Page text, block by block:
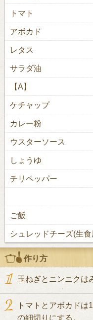
トマト
アボカド
レタス
サラダ油
【A】
ケチャップ
カレー粉
ウスターソース
しょうゆ
チリペッパー
ご飯
シュレッドチーズ(生
作り方
玉ねぎとニンニクは
トマトとアボカドは
の細切りにする。